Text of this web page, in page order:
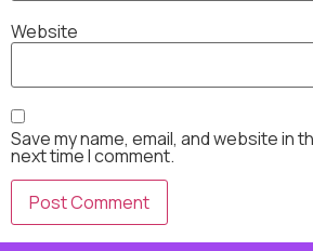
Website
Save my name, email, and website in
next time I comment.